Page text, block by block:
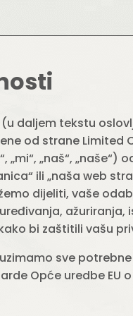
daljem tekstu
od strane Limited
„mi“, „naš“,
ili „naša web
dijeliti, vaše
bi zaštitili vašu
sve
Opće uredbe EU